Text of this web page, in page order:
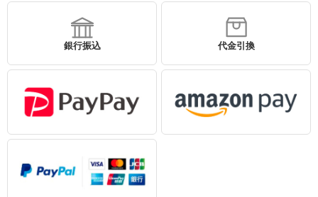
銀行振込 代金引換